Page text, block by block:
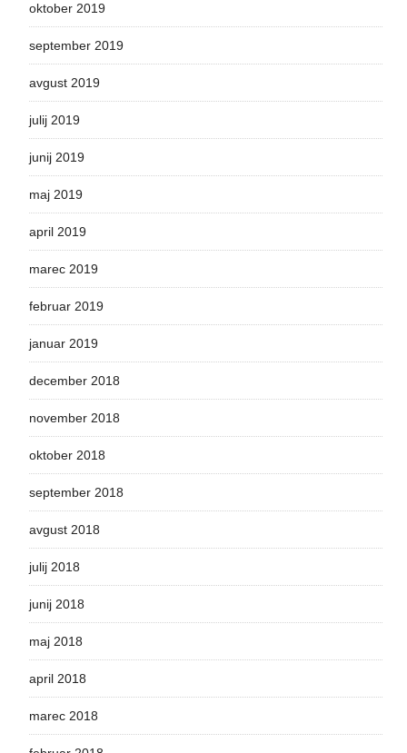
oktober 2019
september 2019
avgust 2019
julij 2019
junij 2019
maj 2019
april 2019
marec 2019
februar 2019
januar 2019
december 2018
november 2018
oktober 2018
september 2018
avgust 2018
julij 2018
junij 2018
maj 2018
april 2018
marec 2018